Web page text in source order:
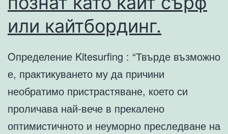
или кайтбординг.
Oпределение Kitesurfing : “Твърде възможно
е, практикуването му да причини
необратимо пристрастяване, което си
проличава най-вече в прекалено
оптимистичното и неуморно преследване на